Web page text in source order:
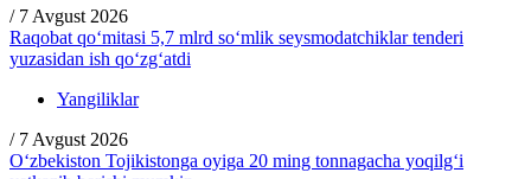
/ 7 Avgust 2026
Raqobat qo‘mitasi 5,7 mlrd so‘mlik seysmodatchiklar tenderi
yuzasidan ish qo‘zg‘atdi
Yangiliklar
/ 7 Avgust 2026
O‘zbekiston Tojikistonga oyiga 20 ming tonnagacha yoqilg‘i